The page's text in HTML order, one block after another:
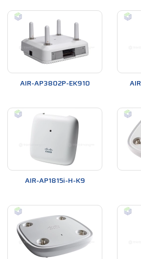
AIR-AP3802P-EK910
AIR-AP1815i-H-K9